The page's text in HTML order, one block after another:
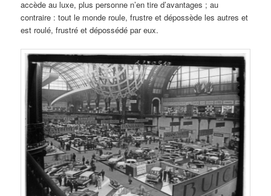
accède au luxe, plus personne n’en tire d’avantages ; au
contraire : tout le monde roule, frustre et dépossède les autres et
est roulé, frustré et dépossédé par eux.